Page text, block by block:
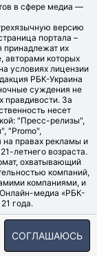
в сфере медиа —
версию
портала –
принадлежат их
авторами которых
условиях лицензии
РБК-Украина
суждения не
правдивости. За
несет
"Пресс-релизы",
"Promo",
правах рекламы и
летнего возраста.
охватывающий
компаний,
компаниями, и
Онлайн-медиа «РБК-
года.
СОГЛАШАЮСЬ